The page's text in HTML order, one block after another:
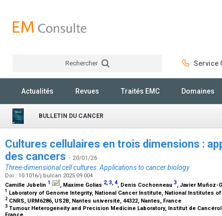
Rechercher Service
Actualités Revues Traités EMC Domaines
BULLETIN DU CANCER
Cultures cellulaires en trois dimensions :
des cancers - 20/01/26
Three-dimensional cell cultures: Applications to cancer biology
Doi : 10.1016/j.bulcan.2025.09.004
Camille Jubelin 1 , Maxime Golias 2,3,4, Denis Cochonneau 3, Javier Muñoz-
1 Laboratory of Genome Integrity, National Cancer Institute, National Institutes
2 CNRS, URM6286, US2B, Nantes université, 44322, Nantes, France
3 Tumour Heterogeneity and Precision Medicine Laboratory, Institut de